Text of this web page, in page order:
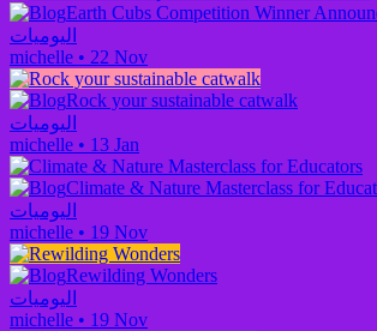
Earth Cubs Competition Winner
اليوميات
michelle • 22 Nov
Rock your sustainable catwalk
اليوميات
michelle • 13 Jan
Climate & Nature Masterclass for
اليوميات
michelle • 19 Nov
Rewilding Wonders
اليوميات
michelle • 19 Nov